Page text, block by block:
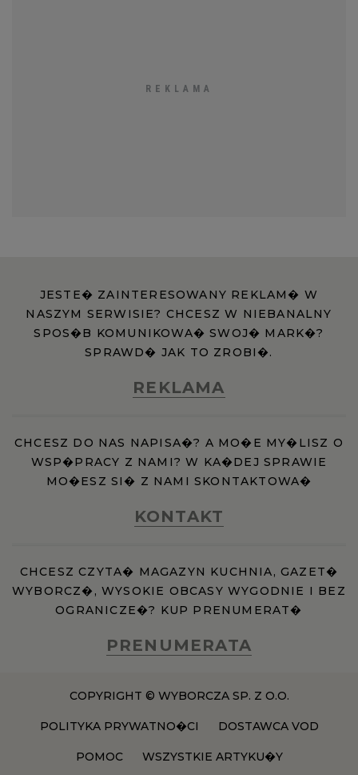
JESTE� ZAINTERESOWANY REKLAM� W
NASZYM SERWISIE? CHCESZ W NIEBANALNY
SPOS�B KOMUNIKOWA� SWOJ� MARK�?
SPRAWD� JAK TO ZROBI�.
REKLAMA
CHCESZ DO NAS NAPISA�? A MO�E MY�LISZ O
WSP�PRACY Z NAMI? W KA�DEJ SPRAWIE
MO�ESZ SI� Z NAMI SKONTAKTOWA�
KONTAKT
CHCESZ CZYTA� MAGAZYN KUCHNIA, GAZET�
WYBORCZ�, WYSOKIE OBCASY WYGODNIE I BEZ
OGRANICZE�? KUP PRENUMERAT�
PRENUMERATA
COPYRIGHT © WYBORCZA SP. Z O.O.
POLITYKA PRYWATNO�CI DOSTAWCA VOD
POMOC WSZYSTKIE ARTYKU�Y